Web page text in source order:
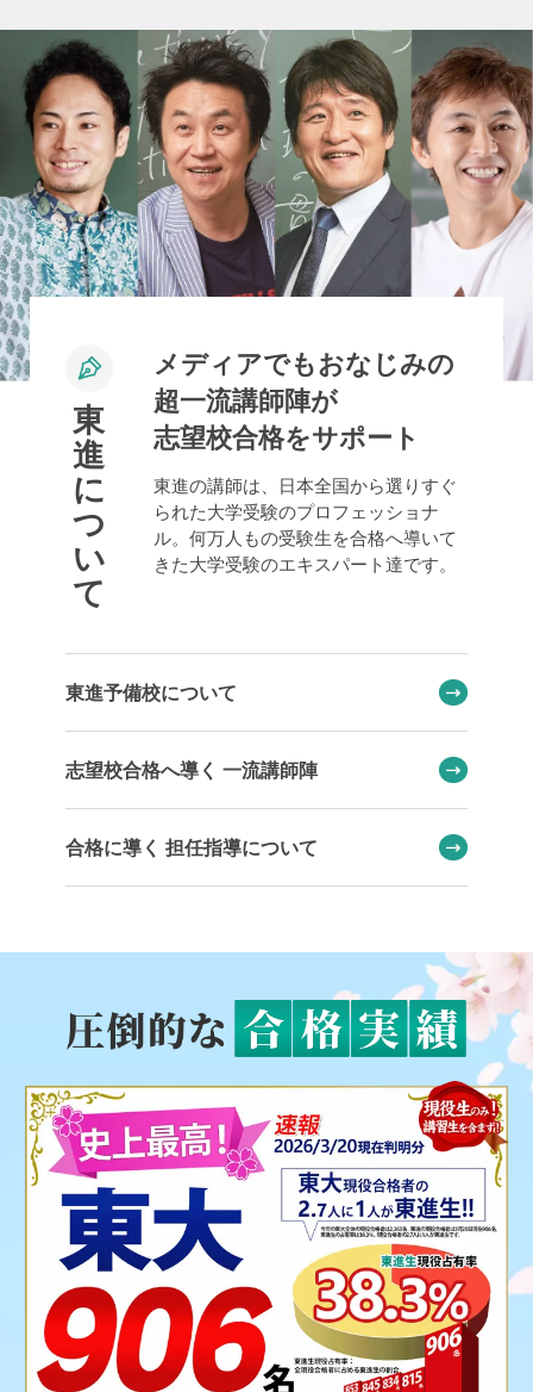
東海 愛知県 岐阜県
関西 大阪府 兵庫県
中国 山口県
九州 福岡県 熊本県 長崎県
東
進
に
つ
い
て
メディアでもおなじみの
超一流講師陣が
志望校合格をサポート
東進の講師は、日本全国から選りすぐ
られた大学受験のプロフェッショナ
ル。何万人もの受験生を合格へ導いて
きた大学受験のエキスパート達です。
東進予備校について
志望校合格へ導く 一流講師陣
合格に導く 担任指導について